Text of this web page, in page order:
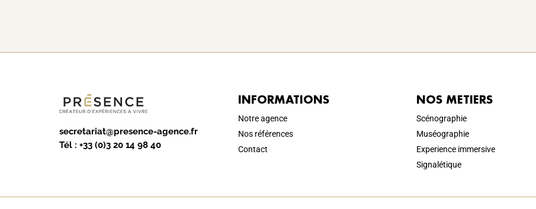
secretariat@presence-agence.fr
Tél : +33 (0)3 20 14 98 40
INFORMATIONS
Notre agence
Nos références
Contact
NOS METIERS
Scénographie
Muséographie
Experience immersive
Signalétique